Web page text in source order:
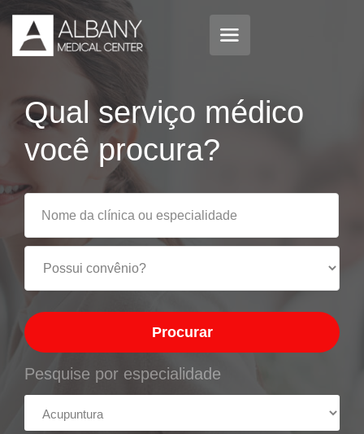
Qual serviço médico
você procura?
Procurar
Pesquise por especialidade